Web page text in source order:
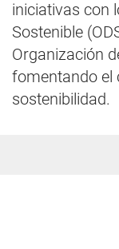
iniciativas con
Sostenible
Organización
fomentando el
sostenibilidad.